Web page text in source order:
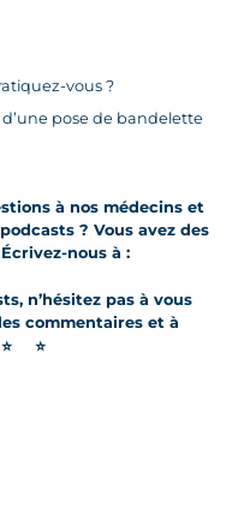
vous ?
pose de bandelette
à nos médecins et
? Vous avez des
nous à :
n’hésitez pas à vous
commentaires et à
⭐ ⭐